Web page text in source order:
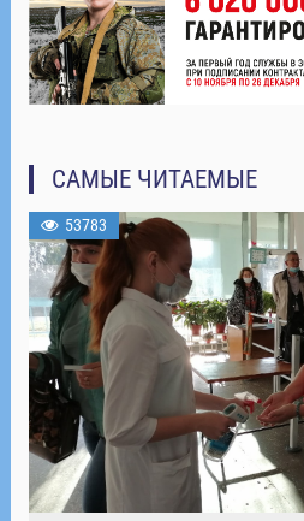
САМЫЕ ЧИТАЕМЫЕ
53783